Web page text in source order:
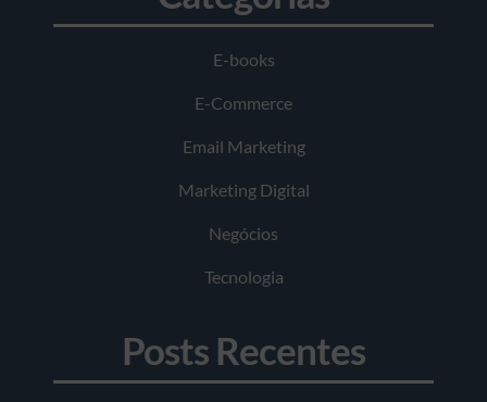
E-books
E-Commerce
Email Marketing
Marketing Digital
Negócios
Tecnologia
Posts Recentes